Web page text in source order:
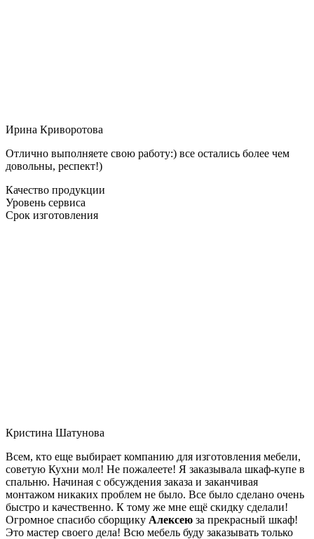
Ирина Криворотова
Отлично выполняете свою работу:) все остались более чем
довольны, респект!)
Качество продукции
Уровень сервиса
Срок изготовления
Кристина Шатунова
Всем, кто еще выбирает компанию для изготовления мебели,
советую Кухни мол! Не пожалеете! Я заказывала шкаф-купе в
спальню. Начиная с обсуждения заказа и заканчивая
монтажом никаких проблем не было. Все было сделано очень
быстро и качественно. К тому же мне ещё скидку сделали!
Огромное спасибо сборщику Алексею за прекрасный шкаф!
Это мастер своего дела! Всю мебель буду заказывать только